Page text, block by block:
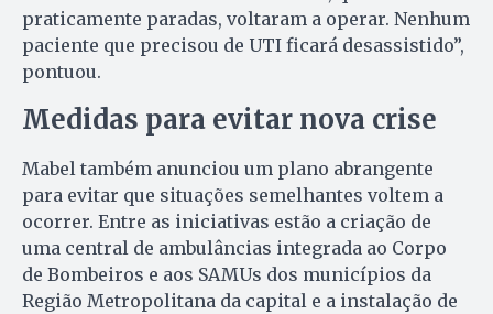
praticamente paradas, voltaram a operar. Nenhum
paciente que precisou de UTI ficará desassistido”,
pontuou.
Medidas para evitar nova crise
Mabel também anunciou um plano abrangente
para evitar que situações semelhantes voltem a
ocorrer. Entre as iniciativas estão a criação de
uma central de ambulâncias integrada ao Corpo
de Bombeiros e aos SAMUs dos municípios da
Região Metropolitana da capital e a instalação de